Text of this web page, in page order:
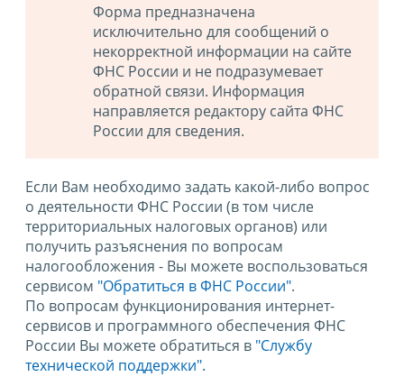
Форма предназначена
исключительно для сообщений о
некорректной информации на сайте
ФНС России и не подразумевает
обратной связи. Информация
направляется редактору сайта ФНС
России для сведения.
Если Вам необходимо задать какой-либо вопрос
о деятельности ФНС России (в том числе
территориальных налоговых органов) или
получить разъяснения по вопросам
налогообложения - Вы можете воспользоваться
сервисом "Обратиться в ФНС России".
По вопросам функционирования интернет-
сервисов и программного обеспечения ФНС
России Вы можете обратиться в "Службу
технической поддержки".